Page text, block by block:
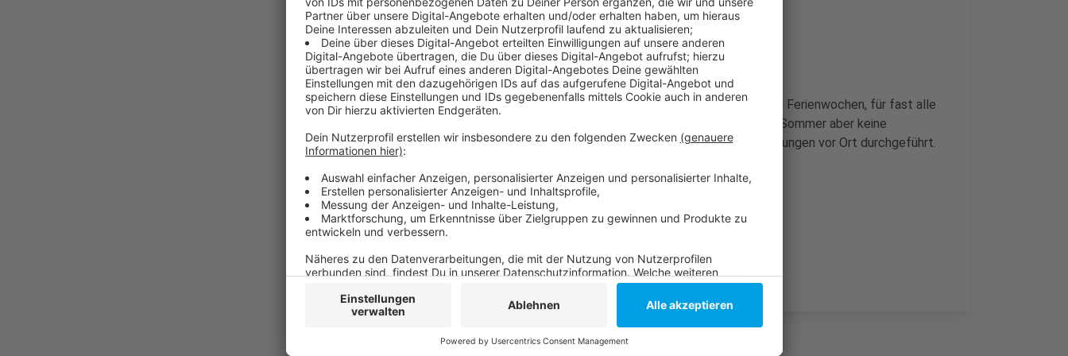
Veröffentlicht:Donnerstag, 25.06.2020 05:28
Anzeige
Daher können wir aus noch über hundert freien Plätze in fast allen Ferienwochen, für fast alle
Altersgruppen auswählen. Wegen der Pandemie finden in diesem Sommer aber keine
Ferienfahrten statt. Die meisten Angebote werden in den Einrichtungen vor Ort durchgeführt.
Hier geht's zurHomepage der Düsselferien
Anzeige